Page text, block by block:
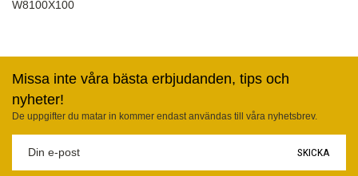
W8100X100
Missa inte våra bästa erbjudanden, tips och
nyheter!
De uppgifter du matar in kommer endast användas till våra nyhetsbrev.
SKICKA